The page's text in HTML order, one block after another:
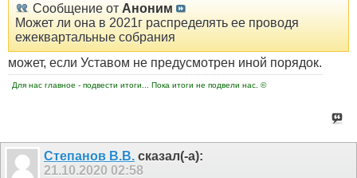
Сообщение от Аноним
Может ли она в 2021г распределять ее проводя
ежеквартальные собрания
может, если Уставом не предусмотрен иной порядок.
Для нас главное - подвести итоги... Пока итоги не подвели нас. ©
Степанов В.В. сказал(-а):
21.10.2020 02:58